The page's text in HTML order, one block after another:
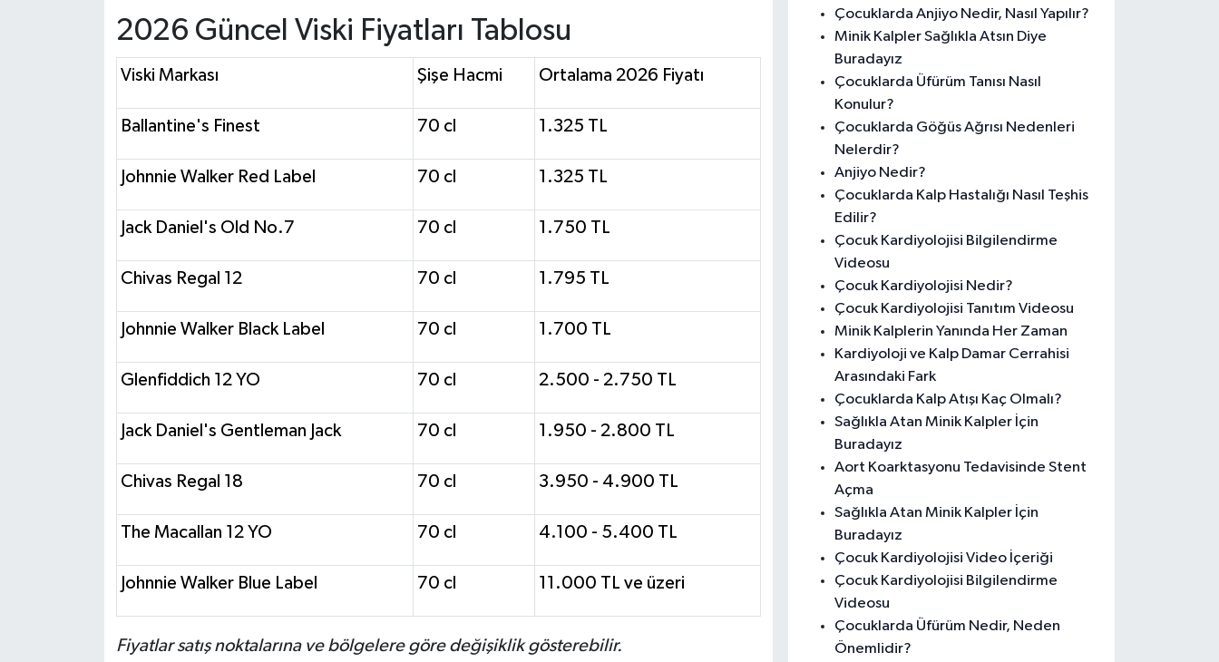
2026 Güncel Viski Fiyatları Tablosu
Viski Markası Şişe Hacmi Ortalama 2026 Fiyatı
Ballantine's Finest 70 cl 1.325 TL
Johnnie Walker Red Label 70 cl 1.325 TL
Jack Daniel's Old No.7 70 cl 1.750 TL
Chivas Regal 12 70 cl 1.795 TL
Johnnie Walker Black Label 70 cl 1.700 TL
Glenfiddich 12 YO 70 cl 2.500 - 2.750 TL
Jack Daniel's Gentleman Jack 70 cl 1.950 - 2.800 TL
Chivas Regal 18 70 cl 3.950 - 4.900 TL
The Macallan 12 YO 70 cl 4.100 - 5.400 TL
Johnnie Walker Blue Label 70 cl 11.000 TL ve üzeri
Fiyatlar satış noktalarına ve bölgelere göre değişiklik gösterebilir.
Çocuklarda Anjiyo Nedir, Nasıl Yapılır?
Minik Kalpler Sağlıkla Atsın Diye
Buradayız
Çocuklarda Üfürüm Tanısı Nasıl
Konulur?
Çocuklarda Göğüs Ağrısı Nedenleri
Nelerdir?
Anjiyo Nedir?
Çocuklarda Kalp Hastalığı Nasıl Teşhis
Edilir?
Çocuk Kardiyolojisi Bilgilendirme
Videosu
Çocuk Kardiyolojisi Nedir?
Çocuk Kardiyolojisi Tanıtım Videosu
Minik Kalplerin Yanında Her Zaman
Kardiyoloji ve Kalp Damar Cerrahisi
Arasındaki Fark
Çocuklarda Kalp Atışı Kaç Olmalı?
Sağlıkla Atan Minik Kalpler İçin
Buradayız
Aort Koarktasyonu Tedavisinde Stent
Açma
Sağlıkla Atan Minik Kalpler İçin
Buradayız
Çocuk Kardiyolojisi Video İçeriği
Çocuk Kardiyolojisi Bilgilendirme
Videosu
Çocuklarda Üfürüm Nedir, Neden
Önemlidir?